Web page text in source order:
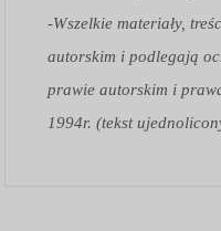
-Wszelkie materiały,
autorskim i podlegają
prawie autorskim i
1994r. (tekst